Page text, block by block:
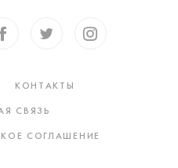
КОНТАКТЫ
СВЯЗЬ
СОГЛАШЕНИЕ